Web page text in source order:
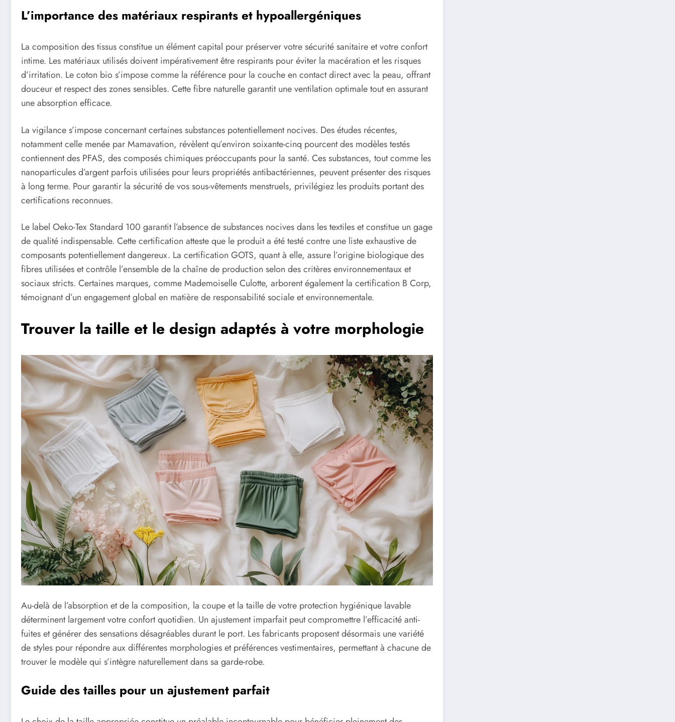
L’importance des matériaux respirants et hypoallergéniques
La composition des tissus constitue un élément capital pour préserver votre sécurité sanitaire et votre confort
intime. Les matériaux utilisés doivent impérativement être respirants pour éviter la macération et les risques
d’irritation. Le coton bio s’impose comme la référence pour la couche en contact direct avec la peau, offrant
douceur et respect des zones sensibles. Cette fibre naturelle garantit une ventilation optimale tout en assurant
une absorption efficace.
La vigilance s’impose concernant certaines substances potentiellement nocives. Des études récentes,
notamment celle menée par Mamavation, révèlent qu’environ soixante-cinq pourcent des modèles testés
contiennent des PFAS, des composés chimiques préoccupants pour la santé. Ces substances, tout comme les
nanoparticules d’argent parfois utilisées pour leurs propriétés antibactériennes, peuvent présenter des risques
à long terme. Pour garantir la sécurité de vos sous-vêtements menstruels, privilégiez les produits portant des
certifications reconnues.
Le label Oeko-Tex Standard 100 garantit l’absence de substances nocives dans les textiles et constitue un gage
de qualité indispensable. Cette certification atteste que le produit a été testé contre une liste exhaustive de
composants potentiellement dangereux. La certification GOTS, quant à elle, assure l’origine biologique des
fibres utilisées et contrôle l’ensemble de la chaîne de production selon des critères environnementaux et
sociaux stricts. Certaines marques, comme Mademoiselle Culotte, arborent également la certification B Corp,
témoignant d’un engagement global en matière de responsabilité sociale et environnementale.
Trouver la taille et le design adaptés à votre morphologie
Au-delà de l’absorption et de la composition, la coupe et la taille de votre protection hygiénique lavable
déterminent largement votre confort quotidien. Un ajustement imparfait peut compromettre l’efficacité anti-
fuites et générer des sensations désagréables durant le port. Les fabricants proposent désormais une variété
de styles pour répondre aux différentes morphologies et préférences vestimentaires, permettant à chacune de
trouver le modèle qui s’intègre naturellement dans sa garde-robe.
Guide des tailles pour un ajustement parfait